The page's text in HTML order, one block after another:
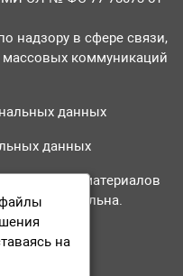
надзору в сфере связи,
коммуникаций
данных
данных
материалов
обязательна.
на